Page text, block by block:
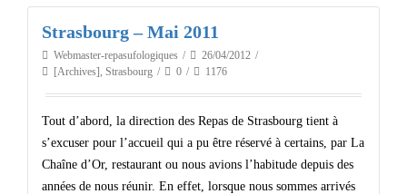
Strasbourg – Mai 2011
Webmaster-repasufologiques
26/04/2012
[Archives], Strasbourg 0 1176
Tout d’abord, la direction des Repas de Strasbourg tient à
s’excuser pour l’accueil qui a pu être réservé à certains, par La
Chaîne d’Or, restaurant ou nous avions l’habitude depuis des
années de nous réunir. En effet, lorsque nous sommes arrivés